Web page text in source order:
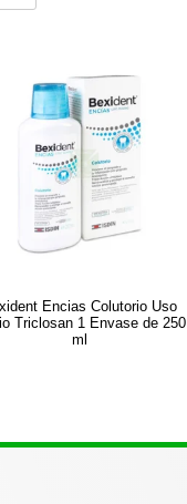
Encias Colutorio Uso
Triclosan 1 Envase de 250
ml